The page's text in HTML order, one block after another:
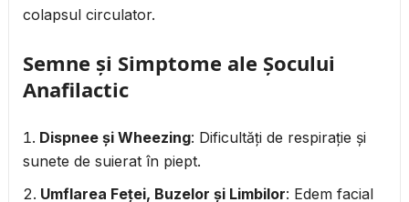
colapsul circulator.
Semne și Simptome ale Șocului
Anafilactic
Dispnee și Wheezing: Dificultăți de respirație și
sunete de suierat în piept.
Umflarea Feței, Buzelor și Limbilor: Edem facial